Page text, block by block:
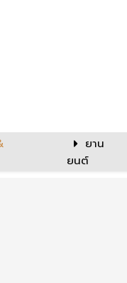
ยาน
ยนต์